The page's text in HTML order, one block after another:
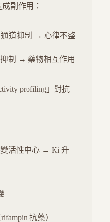
副作用：
通道抑制 → 心律不整
制 → 藥物相互作用
profiling」對抗
變活性中心 → Ki 升
抗藥）